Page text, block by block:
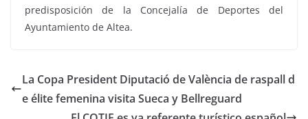
predisposición de la Concejalía de Deportes del
Ayuntamiento de Altea.
La Copa President Diputació de València de raspall d
e élite femenina visita Sueca y Bellreguard